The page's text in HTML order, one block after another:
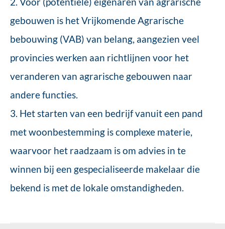
gebouwen is het Vrijkomende Agrarische
bebouwing (VAB) van belang, aangezien veel
provincies werken aan richtlijnen voor het
veranderen van agrarische gebouwen naar
andere functies.
3. Het starten van een bedrijf vanuit een pand
met woonbestemming is complexe materie,
waarvoor het raadzaam is om advies in te
winnen bij een gespecialiseerde makelaar die
bekend is met de lokale omstandigheden.